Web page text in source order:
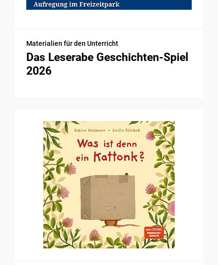
Materialien für den Unterricht
Das Leserabe Geschichten-Spiel
2026